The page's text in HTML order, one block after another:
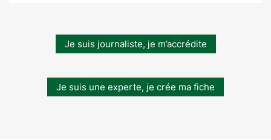
Je suis journaliste, je m’accrédite
Je suis une experte, je crée ma fiche